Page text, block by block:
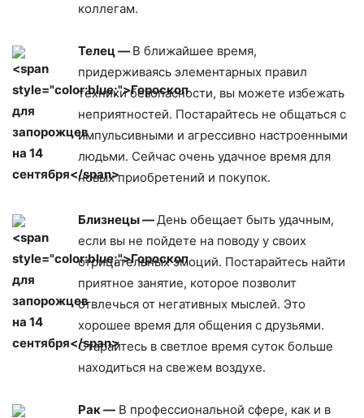
коллегам.
Телец — В ближайшее время,
придерживаясь элементарных правил
техники безопасности, вы можете избежать
неприятностей. Постарайтесь не общаться с
импульсивными и агрессивно настроенными
людьми. Сейчас очень удачное время для
новых приобретений и покупок.
Близнецы —День обещает быть удачным,
если вы не пойдете на поводу у своих
отрицательных эмоций. Постарайтесь найти
приятное занятие, которое позволит
отвлечься от негативных мыслей. Это
хорошее время для общения с друзьями.
Старайтесь в светлое время суток больше
находиться на свежем воздухе.
Рак — В профессиональной сфере, как и в